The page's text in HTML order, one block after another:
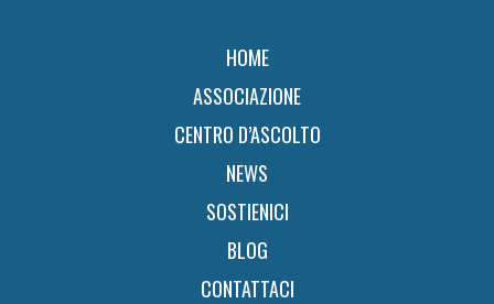
HOME
ASSOCIAZIONE
CENTRO D’ASCOLTO
NEWS
SOSTIENICI
BLOG
CONTATTACI